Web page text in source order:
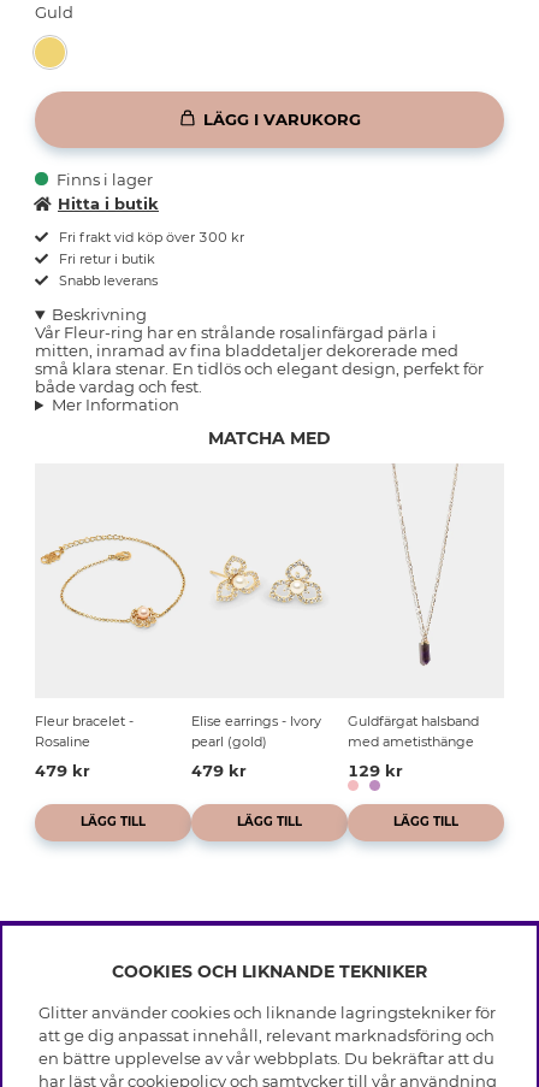
Guld
LÄGG I VARUKORG
Finns i lager
Hitta i butik
Fri frakt vid köp över 300 kr
Fri retur i butik
Snabb leverans
Beskrivning
Vår Fleur-ring har en strålande rosalinfärgad pärla i
mitten, inramad av fina bladdetaljer dekorerade med
små klara stenar. En tidlös och elegant design, perfekt för
både vardag och fest.
Mer Information
MATCHA MED
Fleur bracelet -
Rosaline
479 kr
LÄGG TILL
Elise earrings - Ivory
pearl (gold)
479 kr
LÄGG TILL
Guldfärgat halsband
med ametisthänge
129 kr
LÄGG TILL
INFO
Leverans
Villkor
Integritetspolicy
OM GLITTER
COOKIES OCH LIKNANDE TEKNIKER
Glitter använder cookies och liknande lagringstekniker för
att ge dig anpassat innehåll, relevant marknadsföring och
en bättre upplevelse av vår webbplats. Du bekräftar att du
har läst vår cookiepolicy och samtycker till vår användning